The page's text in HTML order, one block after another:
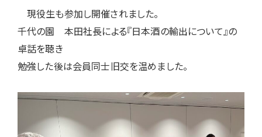
現役生も参加し開催されました。
千代の園 本田社長による『日本酒の輸出について』の
卓話を聴き
勉強した後は会員同士旧交を温めました。